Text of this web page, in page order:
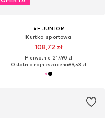
4F JUNIOR
Kurtka sportowa
108,72 zł
Pierwotnie: 217,90 zł
Ostatnia najniższa cena:89,53 zł